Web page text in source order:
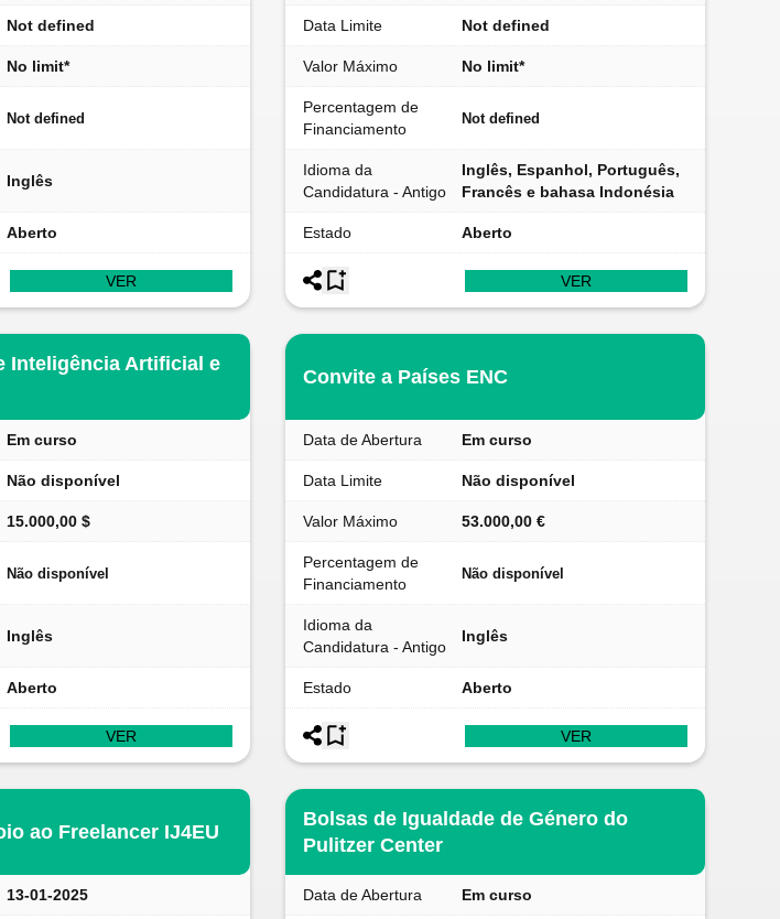
Not defined
No limit*
Not defined
Inglês
Aberto
VER
Data Limite Not defined
Valor Máximo No limit*
Percentagem de
Financiamento
Not defined
Idioma da
Candidatura - Antigo
Inglês, Espanhol, Português,
Francês e bahasa Indonésia
Estado Aberto
VER
Inteligência Artificial e
Em curso
Não disponível
15.000,00 $
Não disponível
Inglês
Aberto
VER
Convite a Países ENC
Data de Abertura Em curso
Data Limite Não disponível
Valor Máximo 53.000,00 €
Percentagem de
Financiamento
Não disponível
Idioma da
Candidatura - Antigo
Inglês
Estado Aberto
VER
ao Freelancer IJ4EU
13-01-2025
Bolsas de Igualdade de Género do
Pulitzer Center
Data de Abertura Em curso